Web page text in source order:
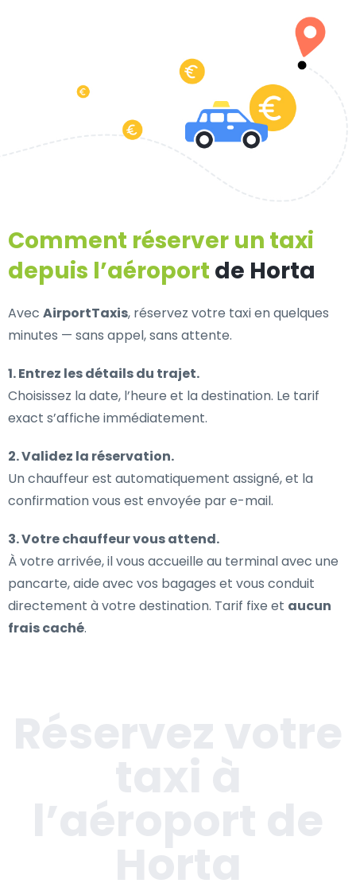
Comment réserver un taxi
depuis l’aéroport de Horta
Avec AirportTaxis, réservez votre taxi en quelques
minutes — sans appel, sans attente.
1. Entrez les détails du trajet.
Choisissez la date, l’heure et la destination. Le tarif
exact s’affiche immédiatement.
2. Validez la réservation.
Un chauffeur est automatiquement assigné, et la
confirmation vous est envoyée par e-mail.
3. Votre chauffeur vous attend.
À votre arrivée, il vous accueille au terminal avec une
pancarte, aide avec vos bagages et vous conduit
directement à votre destination. Tarif fixe et aucun
frais caché.